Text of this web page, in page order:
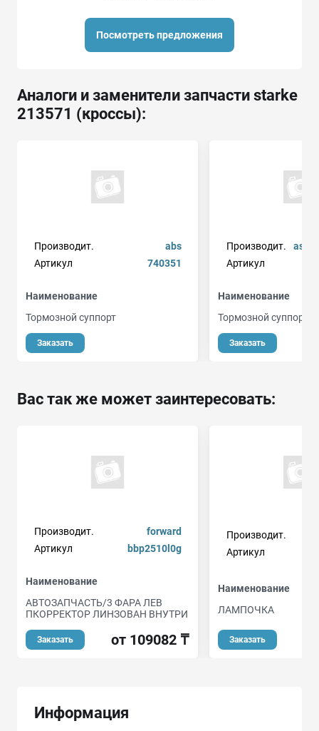
Посмотреть предложения
Аналоги и заменители запчасти starke
213571 (кроссы):
Производит.
abs
Артикул
740351
Наименование
Тормозной суппорт
Заказать
Производит.
Артикул
Наименование
Тормозной суппорт
Заказать
Вас так же может заинтересовать:
Производит.
forward
Артикул
bbp2510l0g
Наименование
АВТОЗАПЧАСТЬ/3 ФАРА ЛЕВ
ПКОРРЕКТОР ЛИНЗОВАН ВНУТРИ
Заказать от 109082 ₸
Производит.
Артикул
Наименование
ЛАМПОЧКА
Заказать
Информация